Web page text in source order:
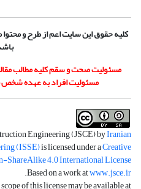
کلیه حقوق این سایت اعم از طرح و
مسئولیت صحت و سقم کلیه مطالب
مسئولیت افراد به عهده
Engineering (JSCE) byIranian
(ISSE)is licensed under aCreative
ShareAlike 4.0 International License
Based on a work atwww.jsce.ir
.
of this license may be available at